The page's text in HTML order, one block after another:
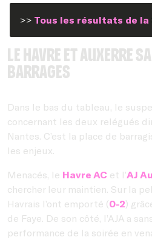
>> Tous les résultats de la
Le Havre et Auxerre
Barrages
Dans le bas du tableau, le
concernant les deux relégués
Nantes. C’est la place de
les enjeux.
Menacés, le Havre AC et l’AJ
chercher leur maintien. Sur la
Havrais l’ont emporté (0-2)
de Faye. De son côté, l’AJA a
performance de la soirée en